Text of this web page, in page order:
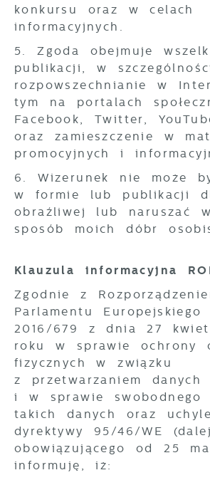
konkursu oraz w celach
informacyjnych.
5. Zgoda obejmuje
publikacji, w
rozpowszechnianie w
tym na portalach
Facebook, Twitter,
oraz zamieszczenie w
promocyjnych i
6. Wizerunek nie może
w formie lub publikacji
obraźliwej lub naruszać
sposób moich dóbr
Klauzula informacyjna
Zgodnie z
Parlamentu
2016/679 z dnia 27
roku w sprawie ochrony
fizycznych w związku
z przetwarzaniem danych
i w sprawie swobodnego
takich danych oraz
dyrektywy 95/46/WE
obowiązującego od 25
informuję, iż: